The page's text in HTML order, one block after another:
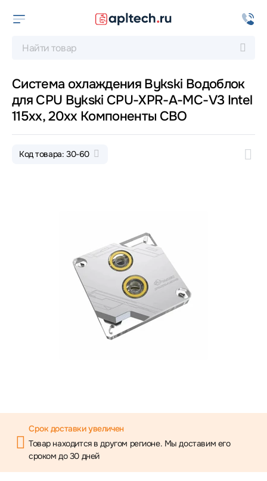
Система охлаждения Bykski Водоблок
для CPU Bykski CPU-XPR-A-MC-V3 Intel
115xx, 20xx Компоненты СВО
Код товара: 30-60
Срок доставки увеличен
Товар находится в другом регионе. Мы доставим его
сроком до 30 дней